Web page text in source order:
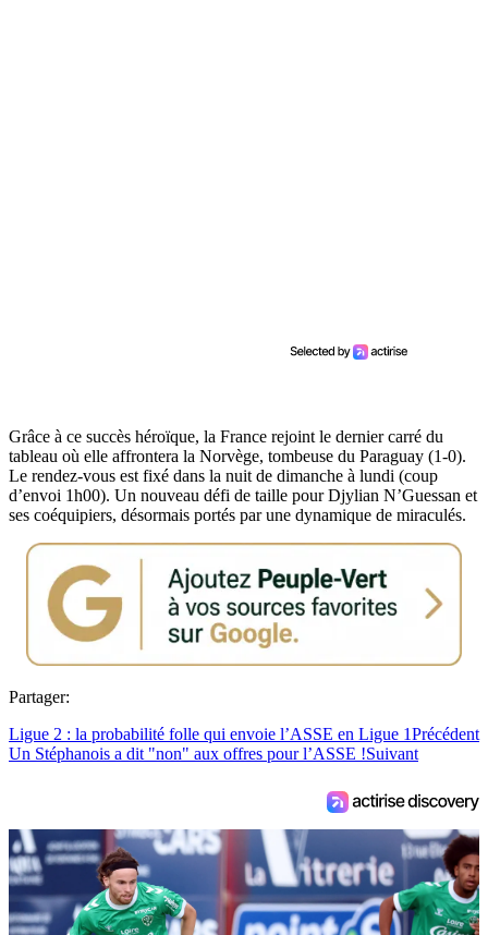
Grâce à ce succès héroïque, la France rejoint le dernier carré du
tableau où elle affrontera la Norvège, tombeuse du Paraguay (1-0).
Le rendez-vous est fixé dans la nuit de dimanche à lundi (coup
d’envoi 1h00). Un nouveau défi de taille pour Djylian N’Guessan et
ses coéquipiers, désormais portés par une dynamique de miraculés.
Partager:
Ligue 2 : la probabilité folle qui envoie l’ASSE en Ligue 1Précédent
Un Stéphanois a dit "non" aux offres pour l’ASSE !Suivant